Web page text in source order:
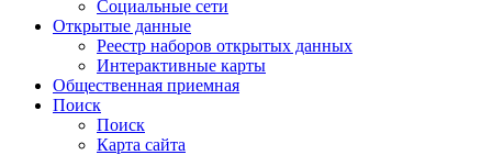
Социальные сети
Открытые данные
Реестр наборов открытых данных
Интерактивные карты
Общественная приемная
Поиск
Поиск
Карта сайта